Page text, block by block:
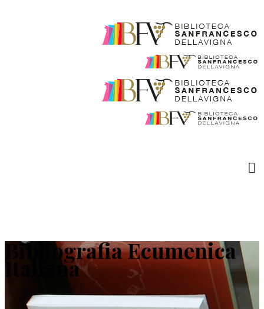
Bibliografia Ecumenica
Italiana